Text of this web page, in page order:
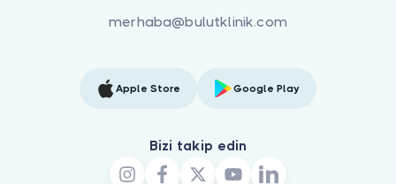
merhaba@bulutklinik.com
Apple Store Google Play
Bizi takip edin